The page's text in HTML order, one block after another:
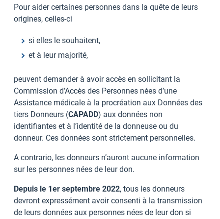
Pour aider certaines personnes dans la quête de leurs
origines, celles-ci
si elles le souhaitent,
et à leur majorité,
peuvent demander à avoir accès en sollicitant la
Commission d’Accès des Personnes nées d’une
Assistance médicale à la procréation aux Données des
tiers Donneurs (CAPADD) aux données non
identifiantes et à l’identité de la donneuse ou du
donneur. Ces données sont strictement personnelles.
A contrario, les donneurs n’auront aucune information
sur les personnes nées de leur don.
Depuis le 1er septembre 2022, tous les donneurs
devront expressément avoir consenti à la transmission
de leurs données aux personnes nées de leur don si